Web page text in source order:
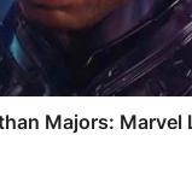
Majors: Marvel